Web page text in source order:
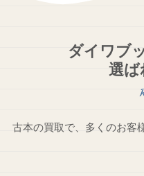
ダイワブ
選ば
古本の買取で、多くのお客